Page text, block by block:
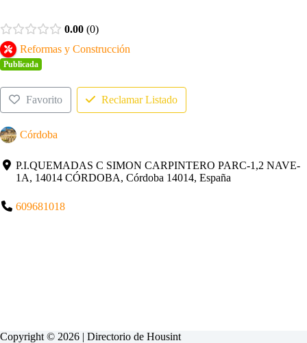
0.00 0
Reformas y Construcción
Publicada
Favorito Reclamar Listado
Córdoba
P.I.QUEMADAS C SIMON CARPINTERO PARC-1,2 NAVE-
1A, 14014 CÓRDOBA, Córdoba 14014, España
609681018
Copyright © 2026 | Directorio de Housint